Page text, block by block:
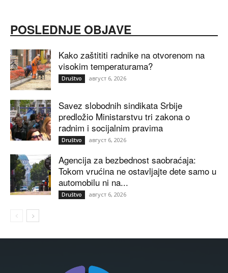
POSLEDNJE OBJAVE
Kako zaštititi radnike na otvorenom na
visokim temperaturama?
Društvo август 6, 2026
Savez slobodnih sindikata Srbije
predložio Ministarstvu tri zakona o
radnim i socijalnim pravima
Društvo август 6, 2026
Agencija za bezbednost saobraćaja:
Tokom vrućina ne ostavljajte dete samo u
automobilu ni na...
Društvo август 6, 2026